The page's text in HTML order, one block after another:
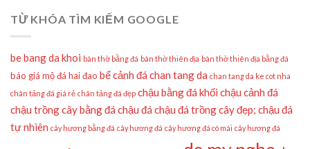
TỪ KHÓA TÌM KIẾM GOOGLE
be bang da khoi bàn thờ bằng đá bàn thờ thiên địa bàn thờ thiên địa bằng đá
báo giá mộ đá hai đao bể cảnh đá chan tang da chan tang da ke cot nha
chân tảng đá giá rẻ chân tảng đá đẹp chậu bằng đá khối chậu cảnh đá
chậu trồng cây bằng đá chậu đá chậu đá trồng cây đẹp; chậu đá
tự nhiên cây hương bằng đá cây hương đá cây hương đá có mái cây hương đá